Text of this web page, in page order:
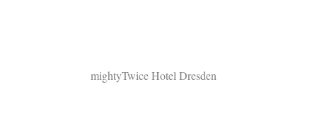
mightyTwice Hotel Dresden